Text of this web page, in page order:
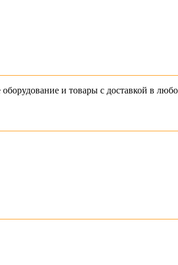
и товары с доставкой в